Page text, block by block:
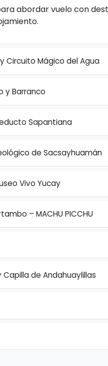
abordar vuelo con
Circuito Mágico del Agua
y Barranco
Sapantiana
de Sacsayhuamán
Vivo Yucay
– MACHU PICCHU
Capilla de Andahuaylillas